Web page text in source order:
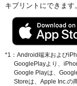
キプリントにできます。
*1：Android端末および
GooglePlayより、
Google Playは、
Storeは、Apple Inc.の